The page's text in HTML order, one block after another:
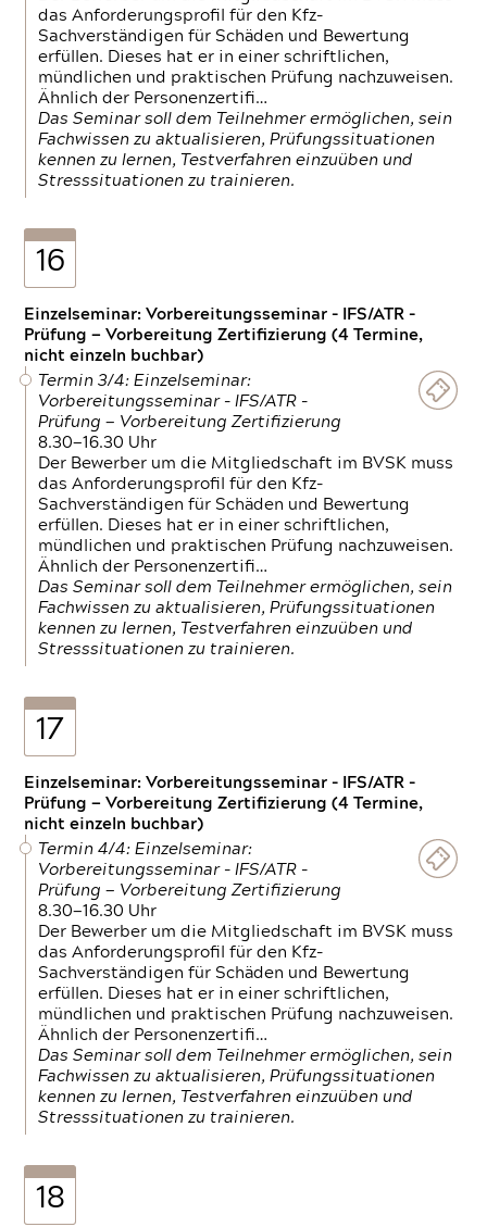
das Anforderungsprofil für den Kfz-
Sachverständigen für Schäden und Bewertung
erfüllen. Dieses hat er in einer schriftlichen,
mündlichen und praktischen Prüfung nachzuweisen.
Ähnlich der Personenzertifi…
Das Seminar soll dem Teilnehmer ermöglichen, sein
Fachwissen zu aktualisieren, Prüfungssituationen
kennen zu lernen, Testverfahren einzuüben und
Stresssituationen zu trainieren.
16
Einzelseminar: Vorbereitungsseminar - IFS/ATR -
Prüfung — Vorbereitung Zertifizierung (4 Termine,
nicht einzeln buchbar)
Termin 3/4: Einzelseminar:
Vorbereitungsseminar - IFS/ATR -
Prüfung — Vorbereitung Zertifizierung
8.30—16.30 Uhr
Der Bewerber um die Mitgliedschaft im BVSK muss
das Anforderungsprofil für den Kfz-
Sachverständigen für Schäden und Bewertung
erfüllen. Dieses hat er in einer schriftlichen,
mündlichen und praktischen Prüfung nachzuweisen.
Ähnlich der Personenzertifi…
Das Seminar soll dem Teilnehmer ermöglichen, sein
Fachwissen zu aktualisieren, Prüfungssituationen
kennen zu lernen, Testverfahren einzuüben und
Stresssituationen zu trainieren.
17
Einzelseminar: Vorbereitungsseminar - IFS/ATR -
Prüfung — Vorbereitung Zertifizierung (4 Termine,
nicht einzeln buchbar)
Termin 4/4: Einzelseminar:
Vorbereitungsseminar - IFS/ATR -
Prüfung — Vorbereitung Zertifizierung
8.30—16.30 Uhr
Der Bewerber um die Mitgliedschaft im BVSK muss
das Anforderungsprofil für den Kfz-
Sachverständigen für Schäden und Bewertung
erfüllen. Dieses hat er in einer schriftlichen,
mündlichen und praktischen Prüfung nachzuweisen.
Ähnlich der Personenzertifi…
Das Seminar soll dem Teilnehmer ermöglichen, sein
Fachwissen zu aktualisieren, Prüfungssituationen
kennen zu lernen, Testverfahren einzuüben und
Stresssituationen zu trainieren.
18